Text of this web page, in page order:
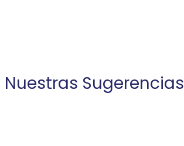
Nuestras Sugerencias